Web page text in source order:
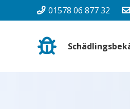
01578 06 877 32